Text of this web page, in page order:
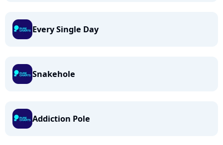
Every Single Day
Snakehole
Addiction Pole